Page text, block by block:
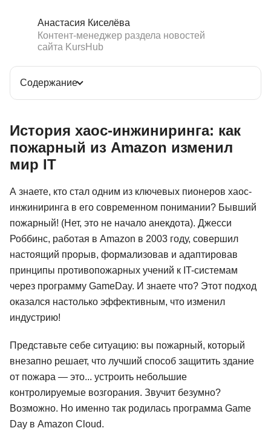
Анастасия Киселёва
Контент-менеджер раздела новостей
сайта KursHub
Содержание
История хаос-инжиниринга: как
пожарный из Amazon изменил
мир IT
А знаете, кто стал одним из ключевых пионеров хаос-
инжиниринга в его современном понимании? Бывший
пожарный! (Нет, это не начало анекдота). Джесси
Роббинс, работая в Amazon в 2003 году, совершил
настоящий прорыв, формализовав и адаптировав
принципы противопожарных учений к IT-системам
через программу GameDay. И знаете что? Этот подход
оказался настолько эффективным, что изменил
индустрию!
Представьте себе ситуацию: вы пожарный, который
внезапно решает, что лучший способ защитить здание
от пожара — это... устроить небольшие
контролируемые возгорания. Звучит безумно?
Возможно. Но именно так родилась программа Game
Day в Amazon Cloud.